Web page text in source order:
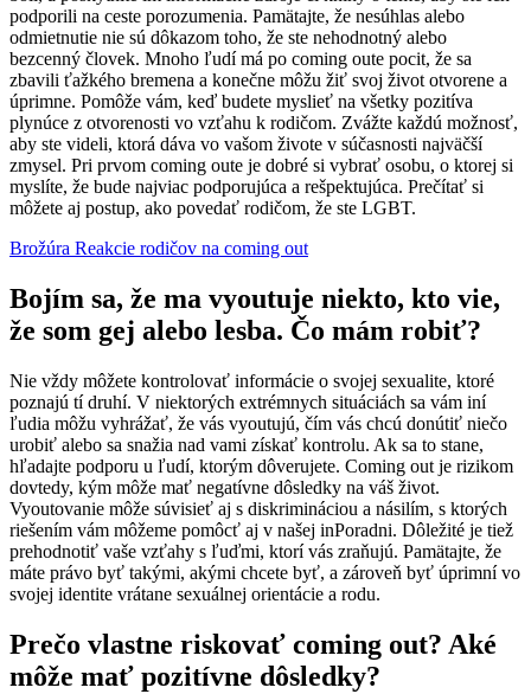
podporili na ceste porozumenia. Pamätajte, že nesúhlas alebo
odmietnutie nie sú dôkazom toho, že ste nehodnotný alebo
bezcenný človek. Mnoho ľudí má po coming oute pocit, že sa
zbavili ťažkého bremena a konečne môžu žiť svoj život otvorene a
úprimne. Pomôže vám, keď budete myslieť na všetky pozitíva
plynúce z otvorenosti vo vzťahu k rodičom. Zvážte každú možnosť,
aby ste videli, ktorá dáva vo vašom živote v súčasnosti najväčší
zmysel. Pri prvom coming oute je dobré si vybrať osobu, o ktorej si
myslíte, že bude najviac podporujúca a rešpektujúca. Prečítať si
môžete aj postup, ako povedať rodičom, že ste LGBT.
Brožúra Reakcie rodičov na coming out
Bojím sa, že ma vyoutuje niekto, kto vie,
že som gej alebo lesba. Čo mám robiť?
Nie vždy môžete kontrolovať informácie o svojej sexualite, ktoré
poznajú tí druhí. V niektorých extrémnych situáciách sa vám iní
ľudia môžu vyhrážať, že vás vyoutujú, čím vás chcú donútiť niečo
urobiť alebo sa snažia nad vami získať kontrolu. Ak sa to stane,
hľadajte podporu u ľudí, ktorým dôverujete. Coming out je rizikom
dovtedy, kým môže mať negatívne dôsledky na váš život.
Vyoutovanie môže súvisieť aj s diskrimináciou a násilím, s ktorých
riešením vám môžeme pomôcť aj v našej inPoradni. Dôležité je tiež
prehodnotiť vaše vzťahy s ľuďmi, ktorí vás zraňujú. Pamätajte, že
máte právo byť takými, akými chcete byť, a zároveň byť úprimní vo
svojej identite vrátane sexuálnej orientácie a rodu.
Prečo vlastne riskovať coming out? Aké
môže mať pozitívne dôsledky?